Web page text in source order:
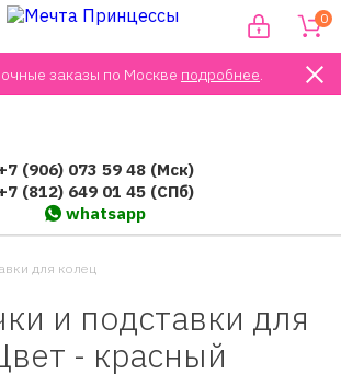
заказы по Москве подробнее.
0
+7 (906) 073 59 48 (Мск)
+7 (812) 649 01 45 (СПб)
whatsapp
для колец
и подставки для
- красный